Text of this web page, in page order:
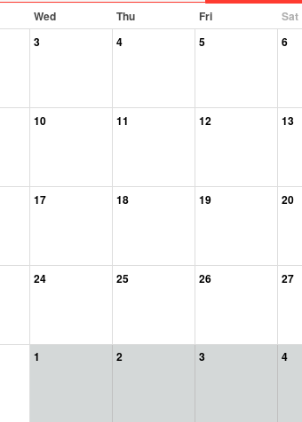
Wed Thu Fri
Sat
3 4 5 6
10 11 12 13
17 18 19 20
24 25 26 27
1 2 3 4